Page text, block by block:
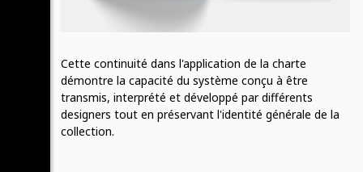
Cette continuité dans l'application de la charte
démontre la capacité du système conçu à être
transmis, interprété et développé par différents
designers tout en préservant l'identité générale de la
collection.